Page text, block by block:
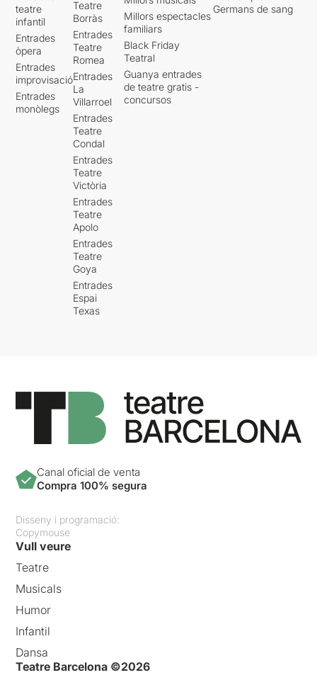
teatre
infantil
Entrades
òpera
Entrades
improvisació
Entrades
monòlegs
Teatre
Borràs
Entrades
Teatre
Romea
Entrades
La
Villarroel
Entrades
Teatre
Condal
Entrades
Teatre
Victòria
Entrades
Teatre
Apolo
Entrades
Teatre
Goya
Entrades
Espai
Texas
Millors espectacles
familiars
Black Friday
Teatral
Guanya entrades
de teatre gratis -
concursos
Germans de sang
Canal oficial de venta
Compra 100% segura
Disseny i programació:
Copymouse
Vull veure
Teatre
Musicals
Humor
Infantil
Dansa
Teatre Barcelona ©2026